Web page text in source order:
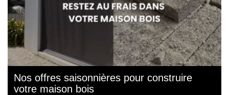
Nos offres saisonnières pour construire
votre maison bois